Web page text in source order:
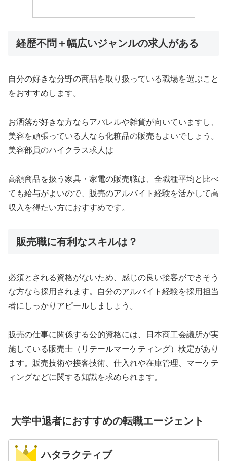
経歴不問＋幅広いジャンルの求人がある
自分の好きな分野の商品を取り扱っている職場を選ぶこと
をおすすめします。
お洒落が好きな方ならアパレルや雑貨が向いていますし、
美容を頑張っている人なら化粧品の販売もよいでしょう。
美容部員のハイクラス求人は
高額商品を扱う家具・家電の販売職は、全職種平均と比べ
ても給与がよいので、販売のアルバイト経験を活かして高
収入を得たい方におすすめです。
販売職に有利なスキルは？
必須とされる資格がないため、感じの良い接客ができそう
な方なら採用されます。自分のアルバイト経験を採用担当
者にしっかりアピールしましょう。
販売の仕事に関係する公的資格には、日本商工会議所が実
施している販売士（リテールマーケティング）検定があり
ます。販売技術や接客技術、仕入れや在庫管理、マーケテ
ィングなどに関する知識を求められます。
大学中退者におすすめの転職エージェント
ハタラクティブ